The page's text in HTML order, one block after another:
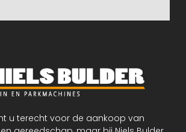
u terecht voor de aankoop van